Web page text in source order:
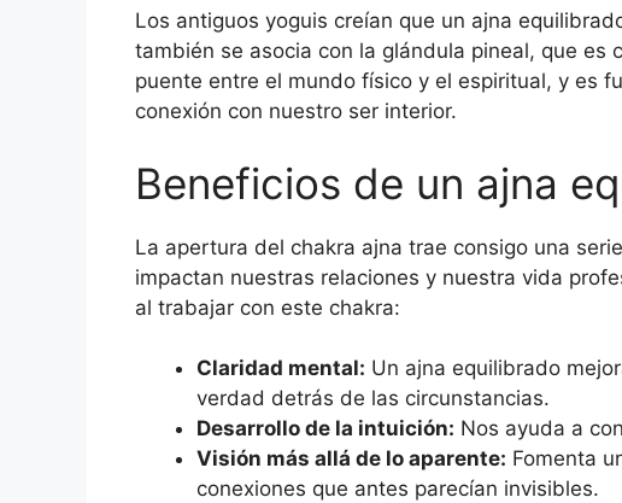
Los antiguos yoguis creían que un ajna
también se asocia con la glándula pineal, que es
puente entre el mundo físico y el espiritual, y es
conexión con nuestro ser interior.
Beneficios de un ajna
La apertura del chakra ajna trae consigo una
impactan nuestras relaciones y nuestra vida
al trabajar con este chakra:
Claridad mental: Un ajna equilibrado
verdad detrás de las circunstancias.
Desarrollo de la intuición: Nos ayuda a
Visión más allá de lo aparente: Fomenta
conexiones que antes parecían invisibles.